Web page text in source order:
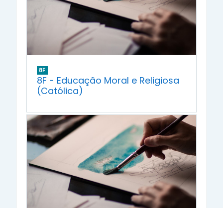
8F
8F - Educação Moral e Religiosa
(Católica)